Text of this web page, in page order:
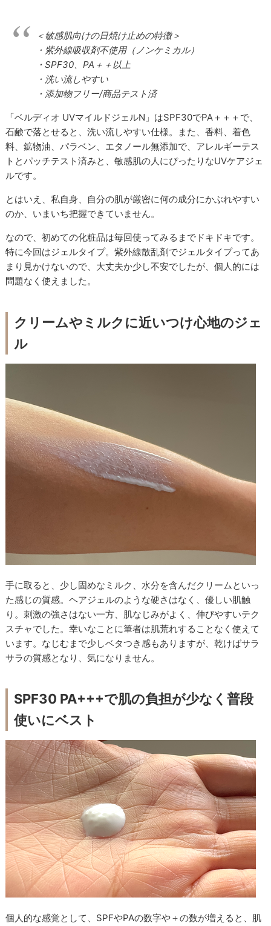
＜敏感肌向けの日焼け止めの特徴＞
・紫外線吸収剤不使用（ノンケミカル）
・SPF30、PA＋＋以上
・洗い流しやすい
・添加物フリー/商品テスト済
「ベルディオ UVマイルドジェルN」はSPF30でPA＋＋＋で、
石鹸で落とせると、洗い流しやすい仕様。また、香料、着色
料、鉱物油、パラベン、エタノール無添加で、アレルギーテス
トとパッチテスト済みと、敏感肌の人にぴったりなUVケアジェ
ルです。
とはいえ、私自身、自分の肌が厳密に何の成分にかぶれやすい
のか、いまいち把握できていません。
なので、初めての化粧品は毎回使ってみるまでドキドキです。
特に今回はジェルタイプ。紫外線散乱剤でジェルタイプってあ
まり見かけないので、大丈夫か少し不安でしたが、個人的には
問題なく使えました。
クリームやミルクに近いつけ心地のジェ
ル
手に取ると、少し固めなミルク、水分を含んだクリームといっ
た感じの質感。ヘアジェルのような硬さはなく、優しい肌触
り。刺激の強さはない一方、肌なじみがよく、伸びやすいテク
スチャでした。幸いなことに筆者は肌荒れすることなく使えて
います。なじむまで少しベタつき感もありますが、乾けばサラ
サラの質感となり、気になりません。
SPF30 PA+++で肌の負担が少なく普段
使いにベスト
個人的な感覚として、SPFやPAの数字や＋の数が増えると、肌